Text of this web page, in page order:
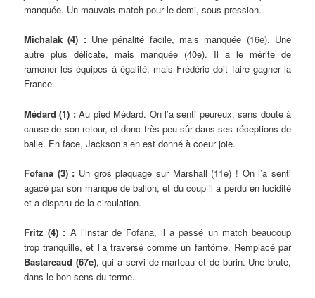
manquée. Un mauvais match pour le demi, sous pression.
Michalak (4) :Une pénalité facile, mais manquée (16e). Une
autre plus délicate, mais manquée (40e). Il a le mérite de
ramener les équipes à égalité, mais Frédéric doit faire gagner la
France.
Médard (1) :Au pied Médard. On l’a senti peureux, sans doute à
cause de son retour, et donc très peu sûr dans ses réceptions de
balle. En face, Jackson s’en est donné à coeur joie.
Fofana (3) : Un gros plaquage sur Marshall (11e) ! On l’a senti
agacé par son manque de ballon, et du coup il a perdu en lucidité
et a disparu de la circulation.
Fritz (4) : A l’instar de Fofana, il a passé un match beaucoup
trop tranquille, et l’a traversé comme un fantôme. Remplacé par
Bastareaud (67e), qui a servi de marteau et de burin. Une brute,
dans le bon sens du terme.